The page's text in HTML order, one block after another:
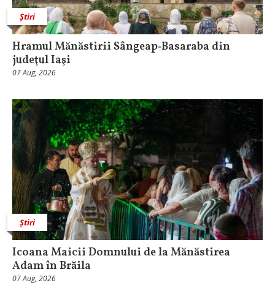
Știri
Hramul Mănăstirii Sângeap‑Basaraba din
judeţul Iaşi
07 Aug, 2026
Știri
Icoana Maicii Domnului de la Mănăstirea
Adam în Brăila
07 Aug, 2026